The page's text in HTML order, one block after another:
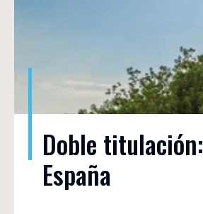
Doble titulación:
España